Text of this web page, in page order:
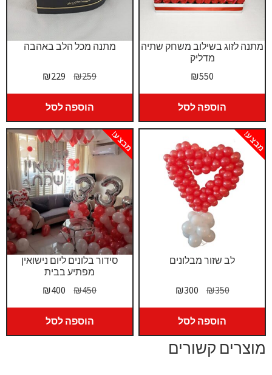
מתנה מכל הלב באהבה
₪259
המחיר
המקורי
היה:
₪259.
₪229
המחיר
הנוכחי
₪229.
הוספה לסל
מתנה לזוג בשילוב משחק שתיה
מדליק
₪550
הוספה לסל
סידור בלונים ליום נישואין
מפתיע בבית
מבצע!
₪450
המחיר
המקורי
היה:
₪450.
₪400
המחיר
הנוכחי
₪400.
הוספה לסל
לב שזור מבלונים
מבצע!
₪350
המחיר
המקורי
היה:
₪350.
₪300
הנוכחי
₪300.
הוספה לסל
מוצרים קשורים